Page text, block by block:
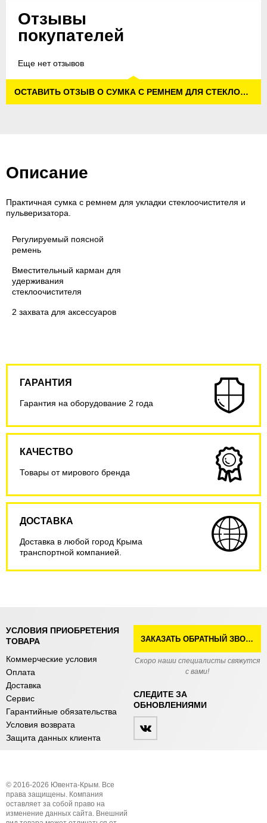
Отзывы
покупателей
Еще нет отзывов
ОСТАВИТЬ ОТЗЫВ О СУМКА С РЕМНЕМ ДЛЯ СТЕКЛООЧИСТИТЕЛЯ WV
Описание
Практичная сумка с ремнем для укладки стеклоочистителя и
пульверизатора.
Регулируемый поясной
ремень
Вместительный карман для
удерживания
стеклоочистителя
2 захвата для аксессуаров
ГАРАНТИЯ
Гарантия на оборудование 2 года
КАЧЕСТВО
Товары от мирового бренда
ДОСТАВКА
Доставка в любой город Крыма
транспортной компанией.
УСЛОВИЯ ПРИОБРЕТЕНИЯ
ТОВАРА
Коммерческие условия
Оплата
Доставка
Сервис
Гарантийные обязательства
Условия возврата
Защита данных клиента
ЗАКАЗАТЬ ОБРАТНЫЙ ЗВОНОК
Скоро наши специалисты свяжутся
с вами!
СЛЕДИТЕ ЗА
ОБНОВЛЕНИЯМИ
© 2016-2026 Ювента-Крым. Все
права защищены. Компания
оставляет за собой право на
изменение данных сайта. Внешний